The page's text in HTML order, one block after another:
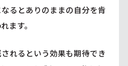
るとありのままの自分を肯
ます。
れるという効果も期待でき